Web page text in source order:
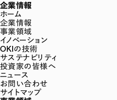
企業情報
ホーム
企業情報
事業領域
イノベーション
OKIの技術
サステナビリティ
投資家の皆様へ
ニュース
お問い合わせ
サイトマップ